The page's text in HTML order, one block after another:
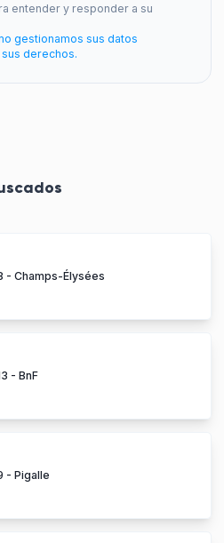
entender y responder a su
gestionamos sus datos
derechos.
- Champs-Élysées
- BnF
- Pigalle